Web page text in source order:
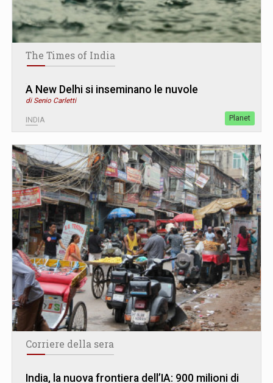
The Times of India
A New Delhi si inseminano le nuvole
di Senio Carletti
INDIA Planet
Corriere della sera
India, la nuova frontiera dell’IA: 900 milioni di